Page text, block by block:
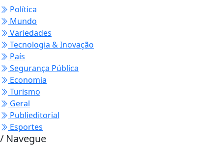
Política
Mundo
Variedades
Tecnologia & Inovação
País
Segurança Pública
Economia
Turismo
Geral
Publieditorial
Esportes
/ Navegue